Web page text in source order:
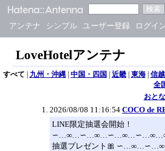
アンテナ シンプル ユーザー登録 ログイ
LoveHotelアンテナ
すべて | 九州・沖縄| 中国・四国 | 近畿| 東海| 信
全
おと
2026/08/08 11:16:54 COCO de
LINE限定抽選会開始！
∽…∞…∽…∞…∽…∞…∽…∞…∞…∞
抽選プレゼント🎀